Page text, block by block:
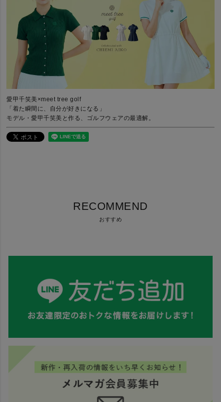
愛甲千笑美×meet tree golf
「着た瞬間に、自分が好きになる」
モデル・愛甲千笑美と作る、ゴルフウェアの最適解。
RECOMMEND
おすすめ